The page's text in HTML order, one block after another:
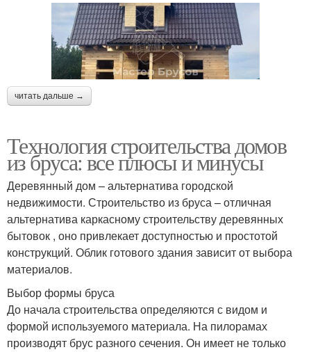
читать дальше →
Технология строительства домов
из бруса: все плюсы и минусы
Деревянный дом – альтернатива городской
недвижимости. Строительство из бруса – отличная
альтернатива каркасному строительству деревянных
бытовок , оно привлекает доступностью и простотой
конструкций. Облик готового здания зависит от выбора
материалов.
Выбор формы бруса
До начала строительства определяются с видом и
формой используемого материала. На пилорамах
производят брус разного сечения. Он имеет не только